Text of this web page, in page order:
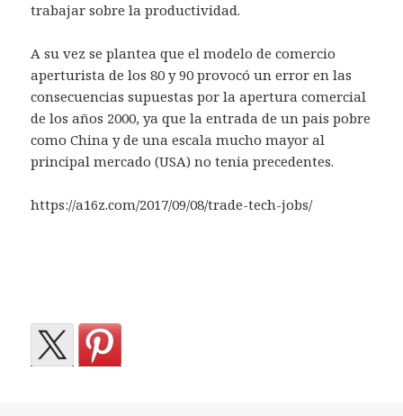
trabajar sobre la productividad.
A su vez se plantea que el modelo de comercio
aperturista de los 80 y 90 provocó un error en las
consecuencias supuestas por la apertura comercial
de los años 2000, ya que la entrada de un pais pobre
como China y de una escala mucho mayor al
principal mercado (USA) no tenia precedentes.
https://a16z.com/2017/09/08/trade-tech-jobs/